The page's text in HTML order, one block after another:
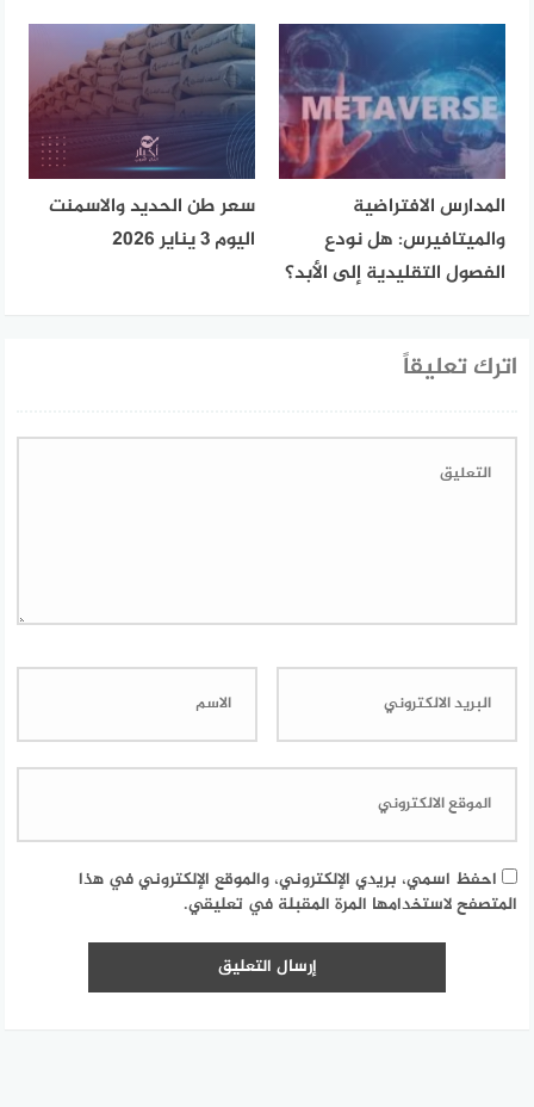
المدارس الافتراضية
والميتافيرس: هل نودع
الفصول التقليدية إلى الأبد؟
سعر طن الحديد والاسمنت
اليوم 3 يناير 2026
اترك تعليقاً
احفظ اسمي، بريدي الإلكتروني، والموقع الإلكتروني في هذا
المتصفح لاستخدامها المرة المقبلة في تعليقي.